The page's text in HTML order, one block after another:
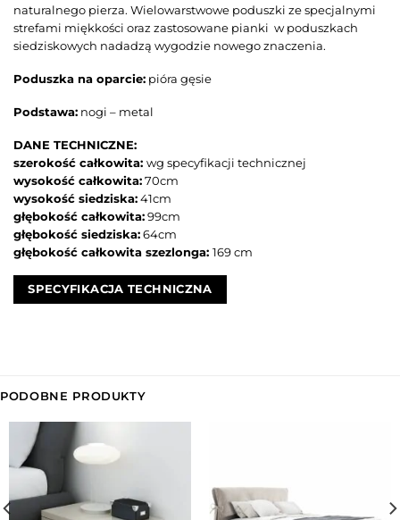
naturalnego pierza. Wielowarstwowe poduszki ze specjalnymi
strefami miękkości oraz zastosowane pianki w poduszkach
siedziskowych nadadzą wygodzie nowego znaczenia.
Poduszka na oparcie: pióra gęsie
Podstawa: nogi – metal
DANE TECHNICZNE:
szerokość całkowita: wg specyfikacji technicznej
wysokość całkowita:70cm
wysokość siedziska:41cm
głębokość całkowita:99cm
głębokość siedziska:64cm
głębokość całkowita szezlonga: 169 cm
SPECYFIKACJA TECHNICZNA
PODOBNE PRODUKTY